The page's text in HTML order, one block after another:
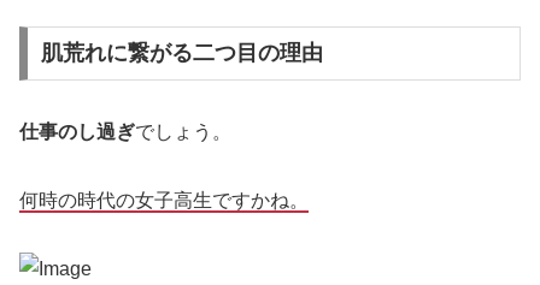
肌荒れに繋がる二つ目の理由
仕事のし過ぎでしょう。
何時の時代の女子高生ですかね。